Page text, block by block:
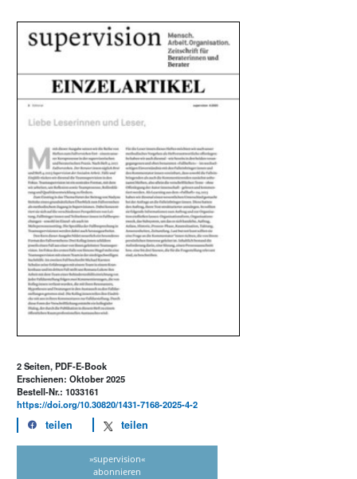
2 Seiten, PDF-E-Book
Erschienen: Oktober 2025
Bestell-Nr.: 1033161
https://doi.org/10.30820/1431-7168-2025-4-2
teilen teilen
»supervision«
abonnieren